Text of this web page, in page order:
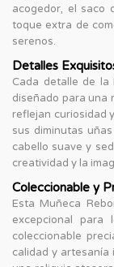
acogedor, el saco
toque extra de
serenos.
Detalles
Cada detalle de la
diseñado para una
reflejan curiosidad
sus diminutas
cabello suave y
creatividad y la
Coleccionable y
Esta Muñeca
excepcional para
coleccionable
calidad y artesanía